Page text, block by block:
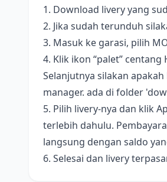
1. Download livery yang
2. Jika sudah terunduh
3. Masuk ke garasi, pilih
4. Klik ikon “palet”
Selanjutnya silakan
manager. ada di folder
5. Pilih livery-nya dan klik
terlebih dahulu.
langsung dengan saldo
6. Selesai dan livery